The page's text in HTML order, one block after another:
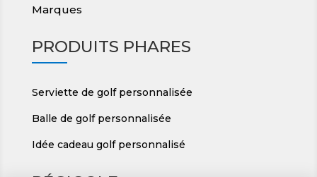
Marques
PRODUITS PHARES
Serviette de golf personnalisée
Balle de golf personnalisée
Idée cadeau golf personnalisé